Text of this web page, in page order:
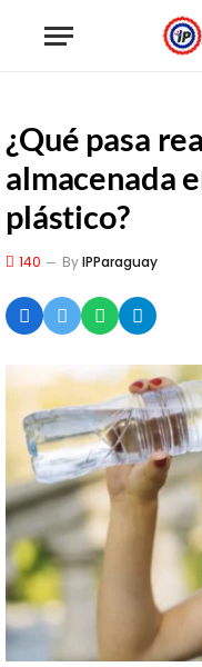
¿Qué pasa
almacenada
plástico?
140 ByIPParaguay